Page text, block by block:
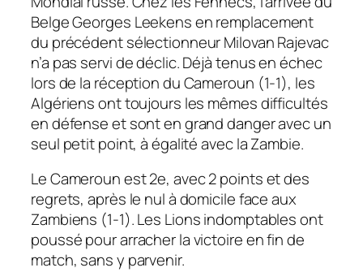
Belge Georges Leekens en remplacement
du précédent sélectionneur Milovan Rajevac
n’a pas servi de déclic. Déjà tenus en échec
lors de la réception du Cameroun (1-1), les
Algériens ont toujours les mêmes difficultés
en défense et sont en grand danger avec un
seul petit point, à égalité avec la Zambie.
Le Cameroun est 2e, avec 2 points et des
regrets, après le nul à domicile face aux
Zambiens (1-1). Les Lions indomptables ont
poussé pour arracher la victoire en fin de
match, sans y parvenir.